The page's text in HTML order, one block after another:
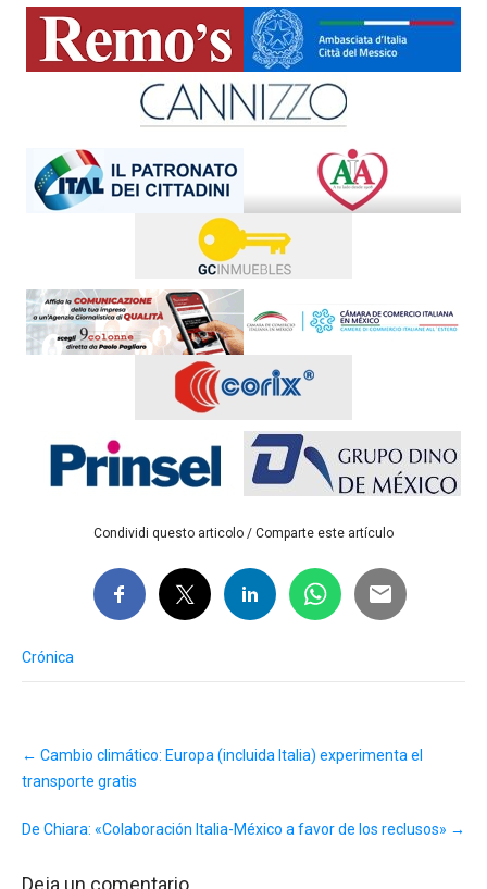
Condividi questo articolo / Comparte este artículo
Crónica
navigation
← Cambio climático: Europa (incluida Italia) experimenta el
transporte gratis
De Chiara: «Colaboración Italia-México a favor de los reclusos» →
Deja un comentario